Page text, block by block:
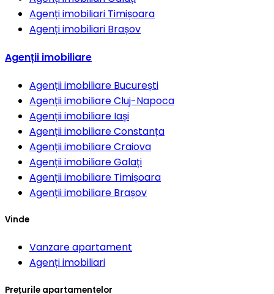
Agenți imobiliari Timișoara
Agenți imobiliari Brașov
Agenții imobiliare
Agenții imobiliare București
Agenții imobiliareCluj-Napoca
Agenții imobiliare Iași
Agenții imobiliareConstanța
Agenții imobiliareCraiova
Agenții imobiliareGalați
Agenții imobiliare Timișoara
Agenții imobiliare Brașov
Vinde
Vanzare apartament
Agenți imobiliari
Prețurile apartamentelor